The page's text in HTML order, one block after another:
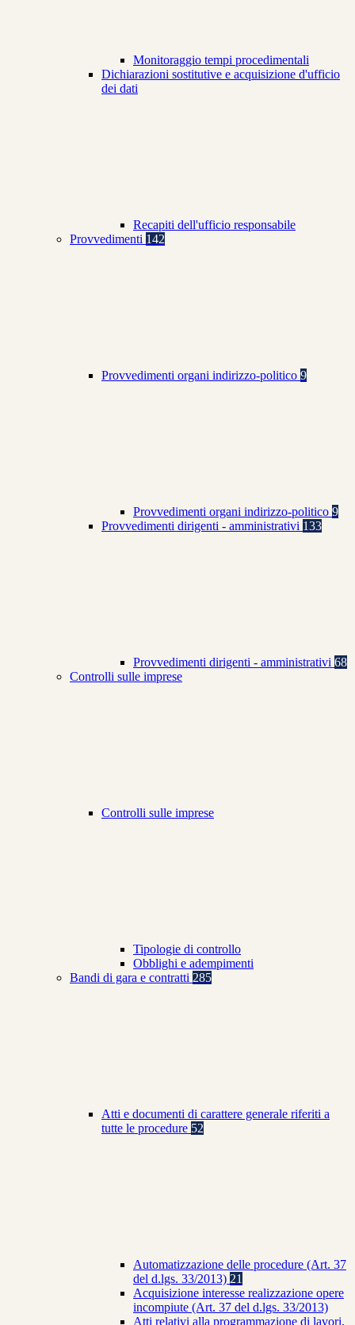
Monitoraggio tempi procedimentali
Dichiarazioni sostitutive e acquisizione d'ufficio
dei dati
Recapiti dell'ufficio responsabile
Provvedimenti 142
Provvedimenti organi indirizzo-politico 9
Provvedimenti organi indirizzo-politico 9
Provvedimenti dirigenti - amministrativi 133
Provvedimenti dirigenti - amministrativi 68
Controlli sulle imprese
Controlli sulle imprese
Tipologie di controllo
Obblighi e adempimenti
Bandi di gara e contratti 285
Atti e documenti di carattere generale riferiti a
tutte le procedure 52
Automatizzazione delle procedure (Art. 37
del d.lgs. 33/2013) 21
Acquisizione interesse realizzazione opere
incompiute (Art. 37 del d.lgs. 33/2013)
Atti relativi alla programmazione di lavori,